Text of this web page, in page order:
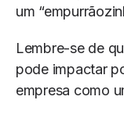
um
Lembre-se de
pode impactar
empresa como